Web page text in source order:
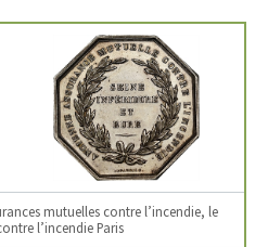
mutuelles contre l’incendie, le
l’incendie Paris